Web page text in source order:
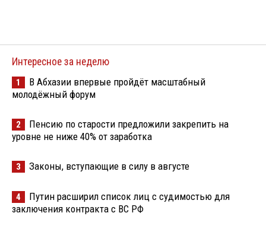
Интересное за неделю
1
В Абхазии впервые пройдёт масштабный
молодёжный форум
2
Пенсию по старости предложили закрепить на
уровне не ниже 40% от заработка
3 Законы, вступающие в силу в августе
4
Путин расширил список лиц с судимостью для
заключения контракта с ВС РФ